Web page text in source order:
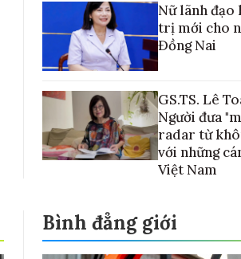
Nữ lãnh đạo
trị mới cho
Đồng Nai
GS.TS. Lê
Người đưa
radar từ
với những
Việt Nam
Bình đẳng giới